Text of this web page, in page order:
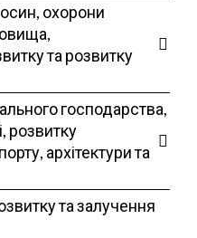
охорони
та розвитку
господарства,
розвитку
архітектури та
та залучення